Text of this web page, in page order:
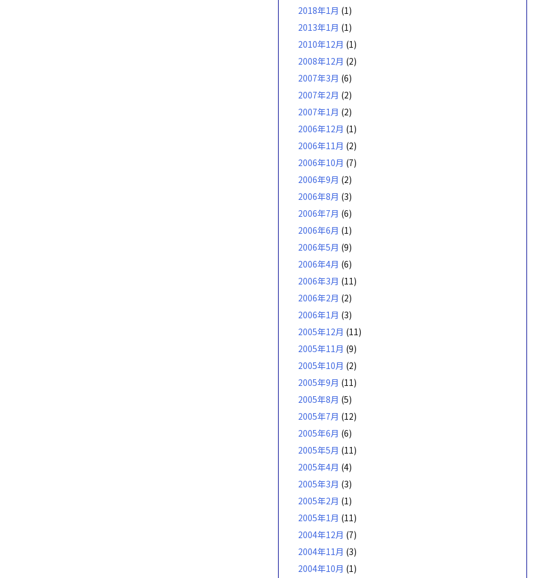
2018年1月 (1)
2013年1月 (1)
2010年12月 (1)
2008年12月 (2)
2007年3月 (6)
2007年2月 (2)
2007年1月 (2)
2006年12月 (1)
2006年11月 (2)
2006年10月 (7)
2006年9月 (2)
2006年8月 (3)
2006年7月 (6)
2006年6月 (1)
2006年5月 (9)
2006年4月 (6)
2006年3月 (11)
2006年2月 (2)
2006年1月 (3)
2005年12月 (11)
2005年11月 (9)
2005年10月 (2)
2005年9月 (11)
2005年8月 (5)
2005年7月 (12)
2005年6月 (6)
2005年5月 (11)
2005年4月 (4)
2005年3月 (3)
2005年2月 (1)
2005年1月 (11)
2004年12月 (7)
2004年11月 (3)
2004年10月 (1)